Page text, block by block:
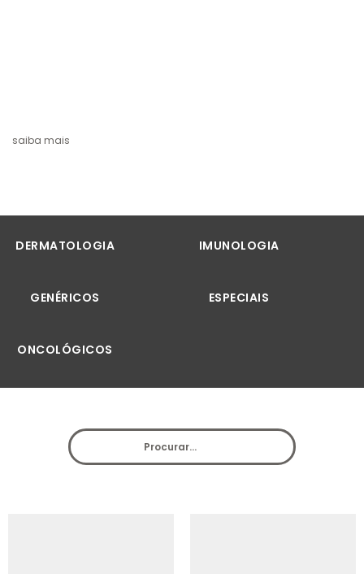
saiba mais
DERMATOLOGIA IMUNOLOGIA
GENÉRICOS ESPECIAIS
ONCOLÓGICOS